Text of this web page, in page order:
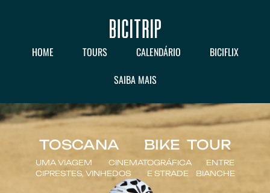
HOME TOURS CALENDÁRIO
BICIFLIX
SAIBA MAIS
TOSCANA BIKE TOUR
UMA VIAGEM CINEMATOGRÁFICA ENTRE
CIPRESTES, VINHEDOS E STRADE BIANCHE